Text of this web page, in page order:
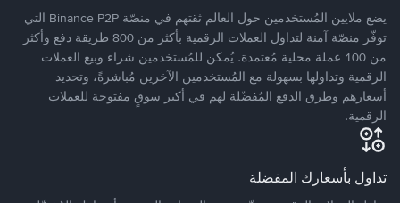
يضع ملايين المُستخدمين حول العالم ثقتهم في منصّة Binance P2P التي
توفّر منصّة آمنة لتداول العملات الرقمية بأكثر من 800 طريقة دفع وأكثر
من 100 عملة محلية مُعتمدة. يُمكن للمُستخدمين شراء وبيع العملات
الرقمية وتداولها بسهولة مع المُستخدمين الآخرين مُباشرةً، وتحديد
أسعارهم وطرق الدفع المُفضّلة لهم في أكبر سوقٍ مفتوحة للعملات
الرقمية.
تداول بأسعارك المفضلة